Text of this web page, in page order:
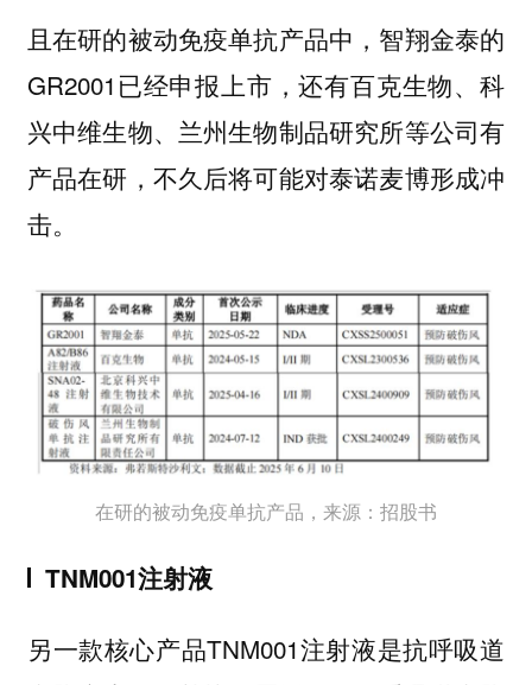
且在研的被动免疫单抗产品中，智翔金泰的
GR2001已经申报上市，还有百克生物、科
兴中维生物、兰州生物制品研究所等公司有
产品在研，不久后将可能对泰诺麦博形成冲
击。
在研的被动免疫单抗产品，来源：招股书
TNM001注射液
另一款核心产品TNM001注射液是抗呼吸道